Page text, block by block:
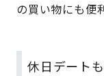
の買い物にも便
休日デート